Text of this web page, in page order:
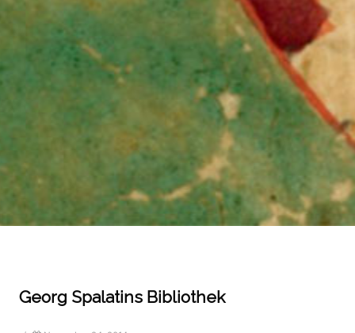
Georg Spalatins Bibliothek